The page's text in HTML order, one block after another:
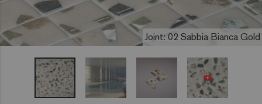
Joint: 02 Sabbia Bianca Gold